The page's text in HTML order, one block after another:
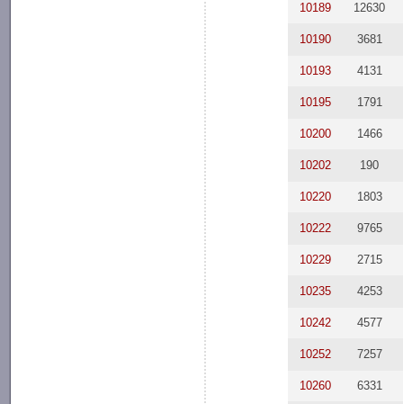
10189 12630
10190 3681
10193 4131
10195 1791
10200 1466
10202 190
10220 1803
10222 9765
10229 2715
10235 4253
10242 4577
10252 7257
10260 6331